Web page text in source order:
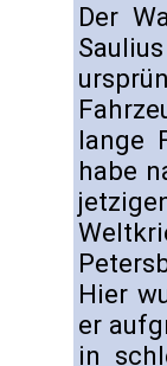
Der
lange
habe
Hier
er
in